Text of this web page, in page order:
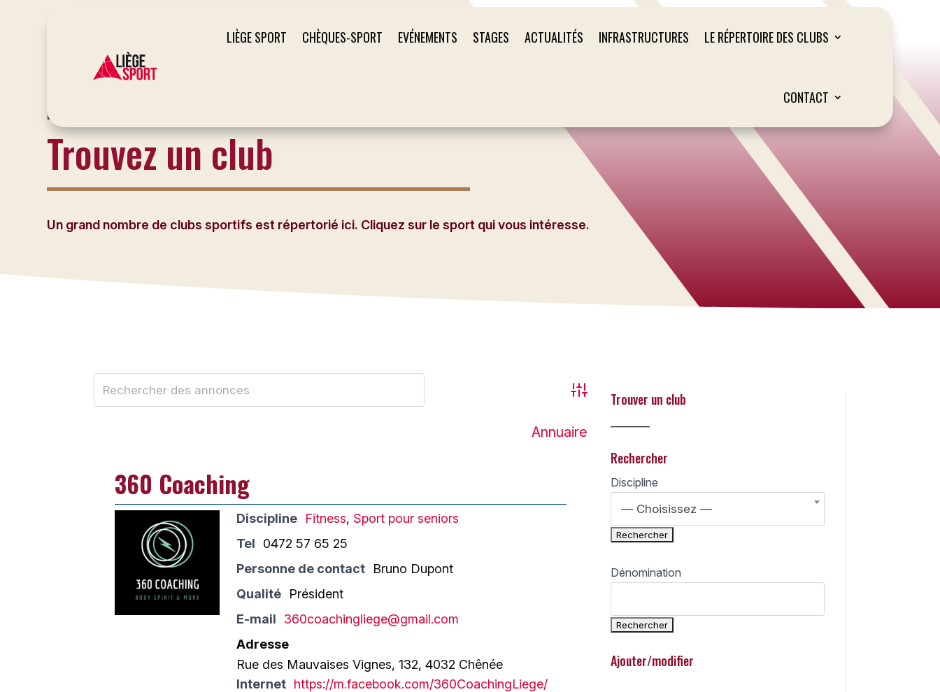
LIÈGE SPORT CHÈQUES-SPORT EVÉNEMENTS STAGES ACTUALITÉS INFRASTRUCTURES LE RÉPERTOIRE DES CLUBS
CONTACT
LE SITE DU SPORT À LIÈGE
Trouvez un club
Un grand nombre de clubs sportifs est répertorié ici. Cliquez sur le sport qui vous intéresse.
Advanced Search
Annuaire
360 Coaching
Discipline Fitness, Sport pour seniors
Tel
0472 57 65 25
Personne de contact
Bruno Dupont
Qualité
Président
E-mail
360coachingliege@gmail.com
Adresse
Rue des Mauvaises Vignes, 132, 4032 Chênée
Internet https://m.facebook.com/360CoachingLiege/
Trouver un club
Rechercher
Discipline
— Choisissez —
Dénomination
Ajouter/modifier